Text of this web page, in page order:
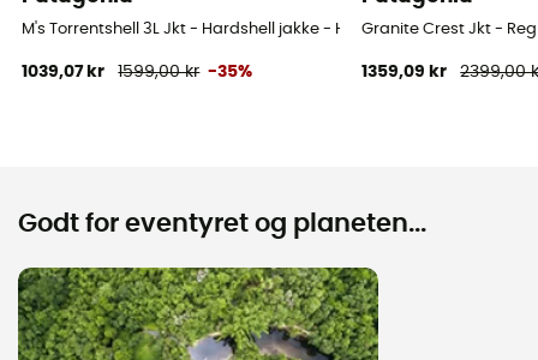
M's Torrentshell 3L Jkt - Hardshell jakke - Herrer
1039,07 kr 1599,00 kr -35%
Granite Crest Jkt -
1359,09 kr 2399,00
Godt for eventyret og planeten...